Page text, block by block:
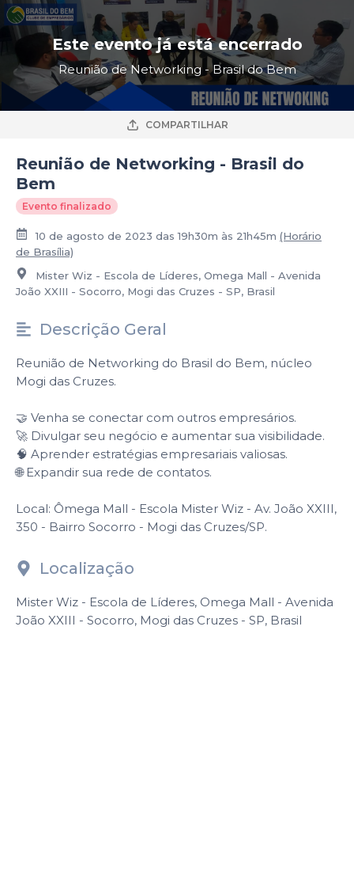
Este evento já está encerrado
Reunião de Networking - Brasil do Bem
COMPARTILHAR
Reunião de Networking - Brasil do
Bem
Evento finalizado
10 de agosto de 2023 das 19h30m às 21h45m (Horário
de Brasília)
Mister Wiz - Escola de Líderes, Omega Mall - Avenida
João XXIII - Socorro, Mogi das Cruzes - SP, Brasil
Descrição Geral
Reunião de Networking do Brasil do Bem, núcleo
Mogi das Cruzes.
🤝 Venha se conectar com outros empresários.
🚀 Divulgar seu negócio e aumentar sua visibilidade.
🧠 Aprender estratégias empresariais valiosas.
🌐 Expandir sua rede de contatos.
Local: Ômega Mall - Escola Mister Wiz - Av. João XXIII,
350 - Bairro Socorro - Mogi das Cruzes/SP.
Localização
Mister Wiz - Escola de Líderes, Omega Mall - Avenida
João XXIII - Socorro, Mogi das Cruzes - SP, Brasil